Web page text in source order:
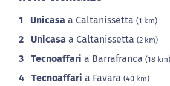
1 Unicasa a Caltanissetta (1 km)
2 Unicasa a Caltanissetta (2 km)
3 Tecnoaffari a Barrafranca (18 km)
4 Tecnoaffari a Favara (40 km)